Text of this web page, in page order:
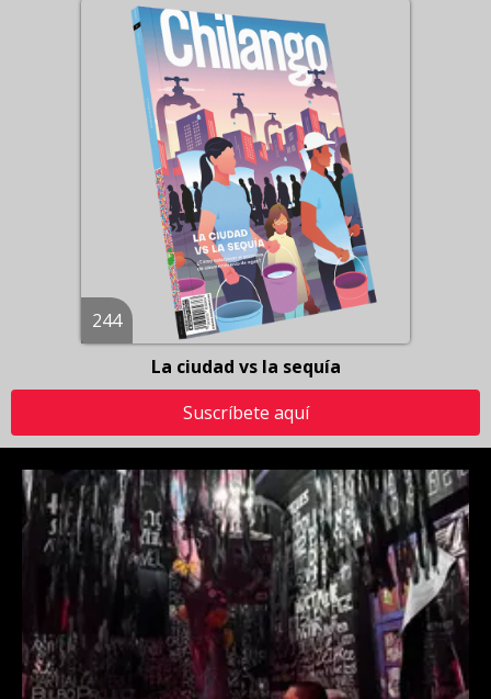
244
La ciudad vs la sequía
Suscríbete aquí